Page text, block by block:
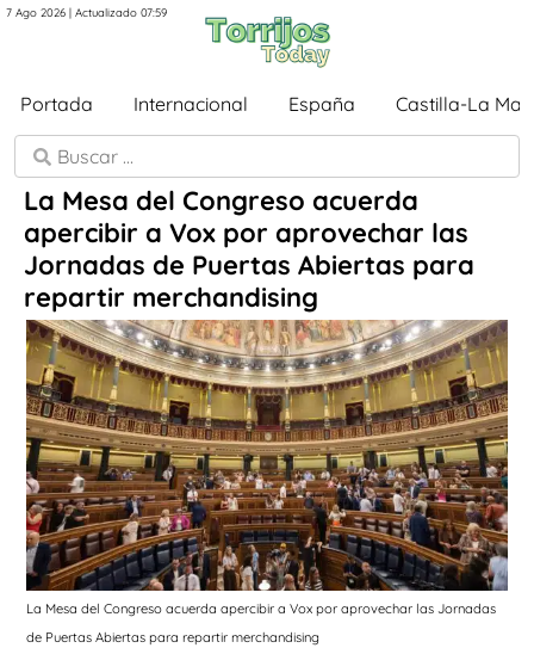
7 Ago 2026 | Actualizado 07:59
Portada Internacional España Castilla-La
La Mesa del Congreso acuerda
apercibir a Vox por aprovechar las
Jornadas de Puertas Abiertas para
repartir merchandising
La Mesa del Congreso acuerda apercibir a Vox por aprovechar las Jornadas
de Puertas Abiertas para repartir merchandising